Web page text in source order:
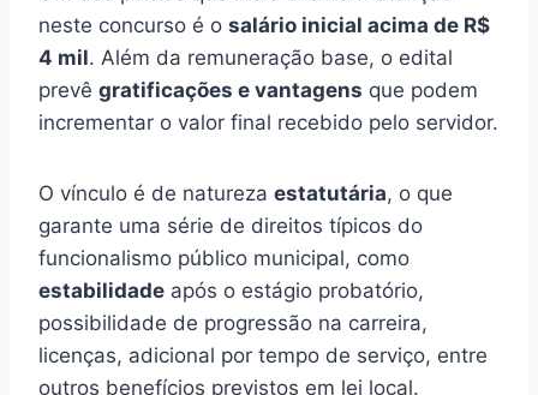
neste concurso é o salário inicial acima de R$
4 mil. Além da remuneração base, o edital
prevê gratificações e vantagens que podem
incrementar o valor final recebido pelo servidor.
O vínculo é de natureza estatutária, o que
garante uma série de direitos típicos do
funcionalismo público municipal, como
estabilidade após o estágio probatório,
possibilidade de progressão na carreira,
licenças, adicional por tempo de serviço, entre
outros benefícios previstos em lei local.